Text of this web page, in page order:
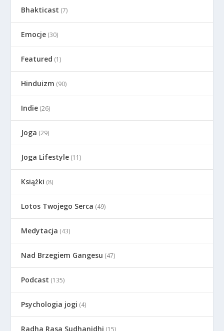
Bhakticast (7)
Emocje (30)
Featured (1)
Hinduizm (90)
Indie (26)
Joga (29)
Joga Lifestyle (11)
Książki (8)
Lotos Twojego Serca (49)
Medytacja (43)
Nad Brzegiem Gangesu (47)
Podcast (135)
Psychologia jogi (4)
Radha Rasa Sudhanidhi